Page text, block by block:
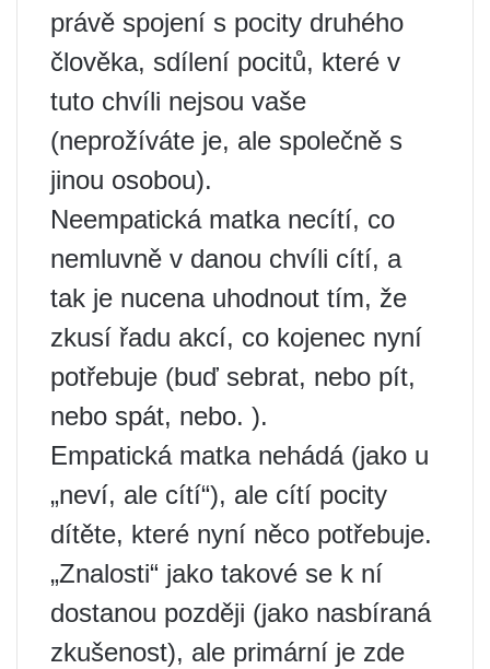
právě spojení s pocity druhého
člověka, sdílení pocitů, které v
tuto chvíli nejsou vaše
(neprožíváte je, ale společně s
jinou osobou).
Neempatická matka necítí, co
nemluvně v danou chvíli cítí, a
tak je nucena uhodnout tím, že
zkusí řadu akcí, co kojenec nyní
potřebuje (buď sebrat, nebo pít,
nebo spát, nebo. ).
Empatická matka nehádá (jako u
„neví, ale cítí“), ale cítí pocity
dítěte, které nyní něco potřebuje.
„Znalosti“ jako takové se k ní
dostanou později (jako nasbíraná
zkušenost), ale primární je zde